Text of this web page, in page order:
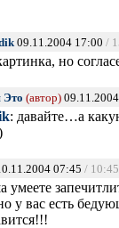
09.11.2004 17:00 /
но
Это (автор)
: давайте…а
07:45 / 10:45
умеете
у вас есть